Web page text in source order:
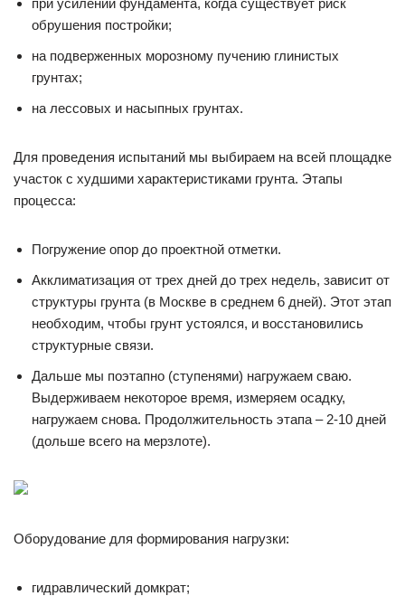
при усилении фундамента, когда существует риск
обрушения постройки;
на подверженных морозному пучению глинистых
грунтах;
на лессовых и насыпных грунтах.
Для проведения испытаний мы выбираем на всей площадке
участок с худшими характеристиками грунта. Этапы
процесса:
Погружение опор до проектной отметки.
Акклиматизация от трех дней до трех недель, зависит от
структуры грунта (в Москве в среднем 6 дней). Этот этап
необходим, чтобы грунт устоялся, и восстановились
структурные связи.
Дальше мы поэтапно (ступенями) нагружаем сваю.
Выдерживаем некоторое время, измеряем осадку,
нагружаем снова. Продолжительность этапа – 2-10 дней
(дольше всего на мерзлоте).
Оборудование для формирования нагрузки:
гидравлический домкрат;